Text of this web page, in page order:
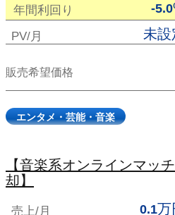
年間利回り -5.0
PV/月 未設
販売希望価格
エンタメ・芸能・音楽
【音楽系オンラインマッ
却】
売上/月 0.1万